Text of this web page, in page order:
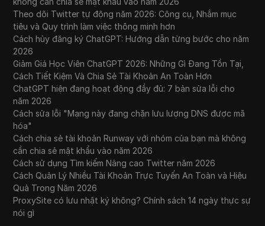
Theo dõi Twitter tự động năm 2026: Công cụ, Nhắm mục
tiêu và Quy trình làm việc thông minh hơn
Cách hủy đăng ký ChatGPT: Hướng dẫn từng bước cho năm
2026
Giảm Giá Học Viên ChatGPT 2026: Những Gì Đang Tồn Tại,
Cách Tiết Kiệm Và Chia Sẻ Tài Khoản An Toàn Hơn
ChatGPT hiện đang hoạt động đầy đủ: 7 bản sửa lỗi cho
năm 2026
Cách sửa lỗi "Mạng này đang chặn lưu lượng DNS được mã
hóa"
Cách chia sẻ tài khoản Runway với nhóm của bạn mà không
cần chia sẻ mật khẩu vào năm 2026
Cách sử dụng Tìm kiếm Nâng cao Twitter năm 2026
Cách Quản Lý Nhiều Tài Khoản Trực Tuyến An Toàn và Hiệu
Quả Trong Năm 2026
ProxySite có lưu nhật ký không? Chính sách 14 ngày thực sự
nói gì